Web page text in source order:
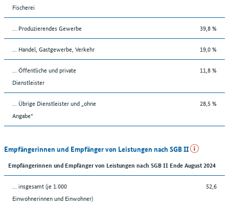
Fischerei
... Produzierendes Gewerbe 39,8 %
... Handel, Gastgewerbe, Verkehr 19,0 %
... Öffentliche und private
Dienstleister
11,8 %
... Übrige Dienstleister und „ohne
Angabe“
28,5 %
Empfängerinnen und Empfänger von Leistungen nach SGB II
Empfängerinnen und Empfänger von Leistungen nach SGB II Ende August 2024
... insgesamt (je 1.000
Einwohnerinnen und Einwohner)
52,6